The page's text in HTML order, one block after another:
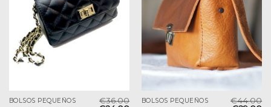
BOLSOS PEQUEÑOS €36.00
BOLSOS PEQUEÑOS €44.00